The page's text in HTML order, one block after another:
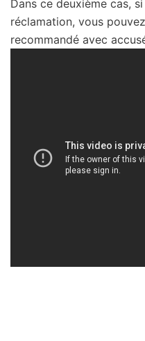
Dans ce deuxième cas,
réclamation, vous
recommandé avec